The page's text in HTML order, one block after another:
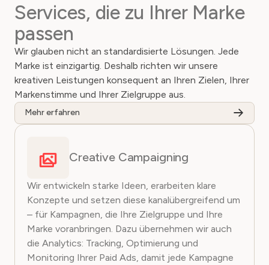
Services, die zu Ihrer Marke
passen
Wir glauben nicht an standardisierte Lösungen. Jede
Marke ist einzigartig. Deshalb richten wir unsere
kreativen Leistungen konsequent an Ihren Zielen, Ihrer
Markenstimme und Ihrer Zielgruppe aus.
Mehr erfahren
Creative Campaigning
Wir entwickeln starke Ideen, erarbeiten klare
Konzepte und setzen diese kanalübergreifend um
– für Kampagnen, die Ihre Zielgruppe und Ihre
Marke voranbringen. Dazu übernehmen wir auch
die Analytics: Tracking, Optimierung und
Monitoring Ihrer Paid Ads, damit jede Kampagne